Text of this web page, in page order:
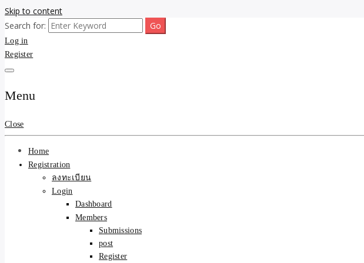
Skip to content
รับจ้างโพสต์ขายบ้าน ขายของ ติดหน้า
ความคุ้มค่า "ถูกและดีมีอยู่จริง" (เหม
การันตีงานดี 100% ✨
ขายบ้านไม่ออก ขายสินค้าไม่ได้ บอกเรา! รับจ้างลงโพสต์อสังหาฯ รับโพสเว็บบอร์ดSEO ดันติดหน้าแร
Search for:
Log in
Register
Menu
Close
Home
Registration
ลงทะเบียน
Login
Dashboard
Members
Submissions
post
Register